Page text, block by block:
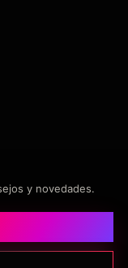
y novedades.